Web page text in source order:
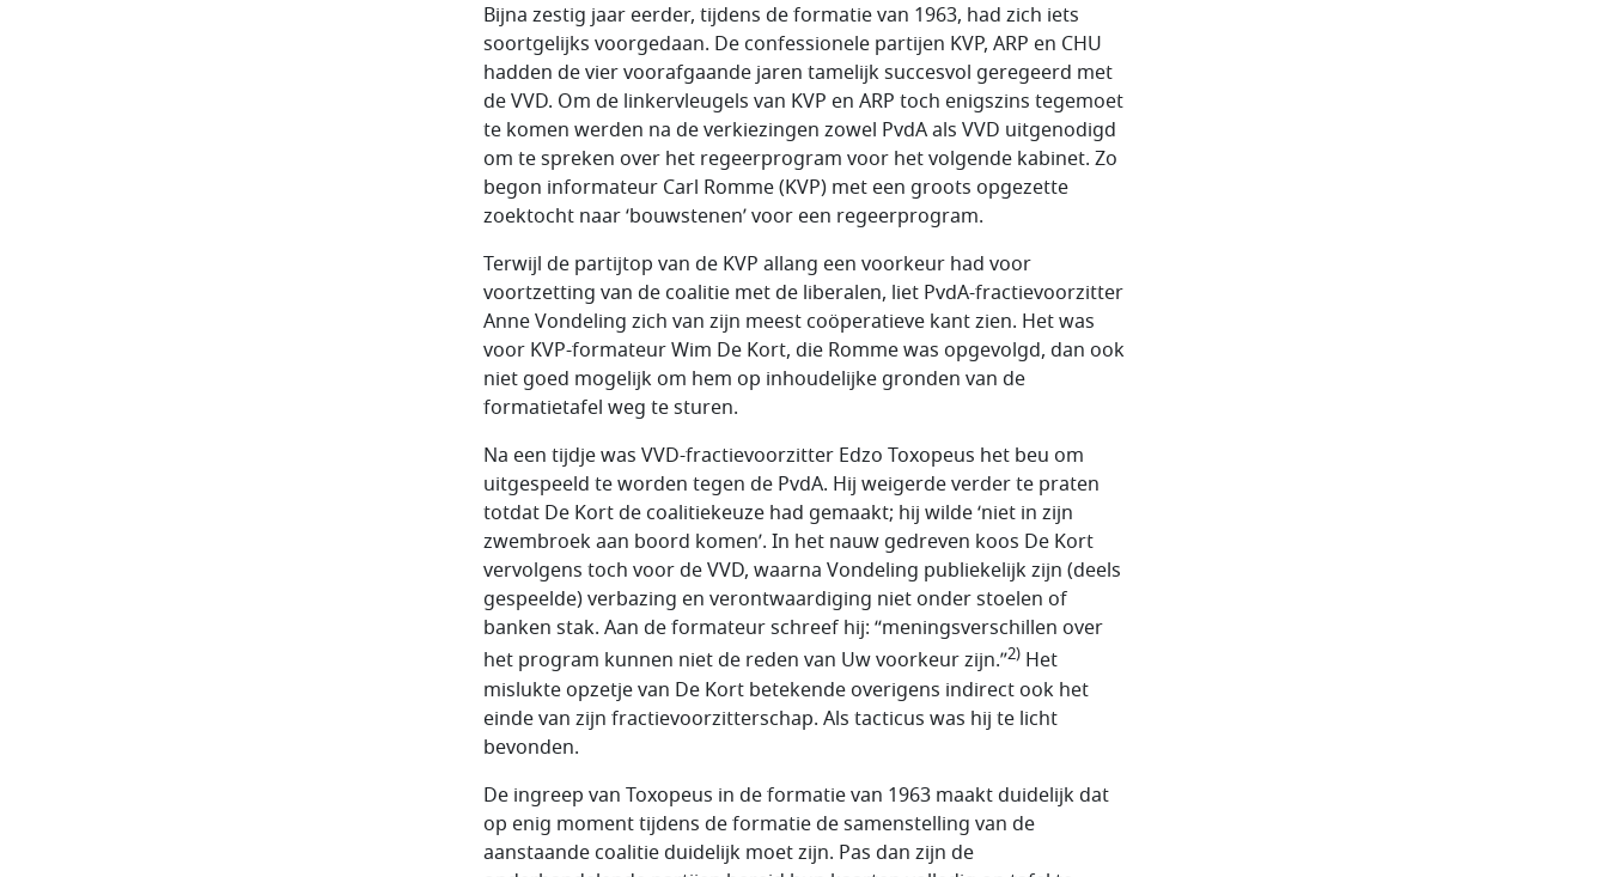
Bijna zestig jaar eerder, tijdens de formatie van 1963, had zich iets
soortgelijks voorgedaan. De confessionele partijen KVP, ARP en CHU
hadden de vier voorafgaande jaren tamelijk succesvol geregeerd met
de VVD. Om de linkervleugels van KVP en ARP toch enigszins tegemoet
te komen werden na de verkiezingen zowel PvdA als VVD uitgenodigd
om te spreken over het regeerprogram voor het volgende kabinet. Zo
begon informateur Carl Romme (KVP) met een groots opgezette
zoektocht naar ‘bouwstenen’ voor een regeerprogram.
Terwijl de partijtop van de KVP allang een voorkeur had voor
voortzetting van de coalitie met de liberalen, liet PvdA-fractievoorzitter
Anne Vondeling zich van zijn meest coöperatieve kant zien. Het was
voor KVP-formateur Wim De Kort, die Romme was opgevolgd, dan ook
niet goed mogelijk om hem op inhoudelijke gronden van de
formatietafel weg te sturen.
Na een tijdje was VVD-fractievoorzitter Edzo Toxopeus het beu om
uitgespeeld te worden tegen de PvdA. Hij weigerde verder te praten
totdat De Kort de coalitiekeuze had gemaakt; hij wilde ‘niet in zijn
zwembroek aan boord komen’. In het nauw gedreven koos De Kort
vervolgens toch voor de VVD, waarna Vondeling publiekelijk zijn (deels
gespeelde) verbazing en verontwaardiging niet onder stoelen of
banken stak. Aan de formateur schreef hij: “meningsverschillen over
het program kunnen niet de reden van Uw voorkeur zijn.”2) Het
mislukte opzetje van De Kort betekende overigens indirect ook het
einde van zijn fractievoorzitterschap. Als tacticus was hij te licht
bevonden.
De ingreep van Toxopeus in de formatie van 1963 maakt duidelijk dat
op enig moment tijdens de formatie de samenstelling van de
aanstaande coalitie duidelijk moet zijn. Pas dan zijn de